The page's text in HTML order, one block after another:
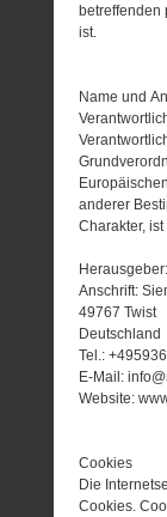
betreffenden
ist.
Name und
anderer
Charakter, ist
Anschrift:
49767 Twist
Deutschland
Tel.:
E-Mail:
Website:
Cookies
Die
Cookies.